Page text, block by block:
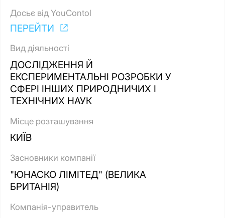
Досьє від YouContol
ПЕРЕЙТИ
Вид діяльності
ДОСЛІДЖЕННЯ Й
ЕКСПЕРИМЕНТАЛЬНІ РОЗРОБКИ У
СФЕРІ ІНШИХ ПРИРОДНИЧИХ І
ТЕХНІЧНИХ НАУК
Місце розташування
КИЇВ
Засновники компанії
"ЮНАСКО ЛІМІТЕД" (ВЕЛИКА
БРИТАНІЯ)
Компанія-управитель